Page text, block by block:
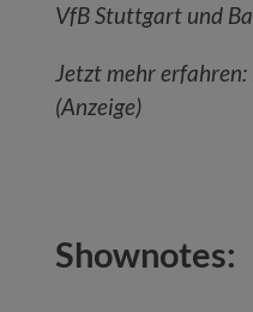
VfB Stuttgart und
Jetzt mehr erfahren:
(Anzeige)
Shownotes: